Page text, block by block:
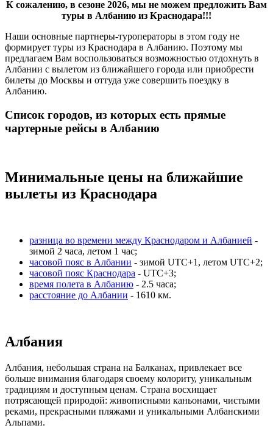
К сожалению, в сезоне 2026, мы не можем предложить Вам
туры в Албанию из Краснодара!!!
Наши основные партнеры-туроператоры в этом году не
формирует туры из Краснодара в Албанию. Поэтому мы
предлагаем Вам воспользоваться возможностью отдохнуть в
Албании с вылетом из ближайшего города или приобрести
билеты до Москвы и оттуда уже совершить поездку в
Албанию.
Список городов, из которых есть прямые
чартерные рейсы в Албанию
Минимальные цены на ближайшие
вылеты из Краснодара
разница во времени между Краснодаром и Албанией -
зимой 2 часа, летом 1 час;
часовой пояс в Албании - зимой UTC+1, летом UTC+2;
часовой пояс Краснодара - UTC+3;
время полета в Албанию - 2.5 часа;
расстояние до Албании - 1610 км.
Албания
Албания, небольшая страна на Балканах, привлекает все
больше внимания благодаря своему колориту, уникальным
традициям и доступным ценам. Страна восхищает
потрясающей природой: живописными каньонами, чистыми
реками, прекрасными пляжами и уникальными Албанскими
Альпами.